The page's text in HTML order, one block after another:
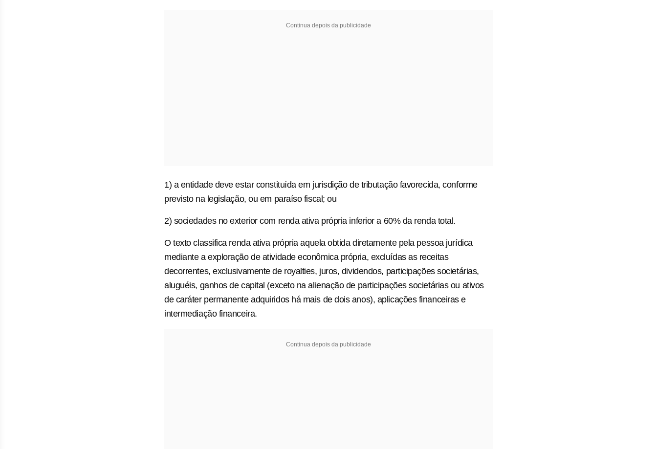
Continua depois da publicidade
1) a entidade deve estar constituída em jurisdição de tributação favorecida, conforme
previsto na legislação, ou em paraíso fiscal; ou
2) sociedades no exterior com renda ativa própria inferior a 60% da renda total.
O texto classifica renda ativa própria aquela obtida diretamente pela pessoa jurídica
mediante a exploração de atividade econômica própria, excluídas as receitas
decorrentes, exclusivamente de royalties, juros, dividendos, participações societárias,
aluguéis, ganhos de capital (exceto na alienação de participações societárias ou ativos
de caráter permanente adquiridos há mais de dois anos), aplicações financeiras e
intermediação financeira.
Continua depois da publicidade